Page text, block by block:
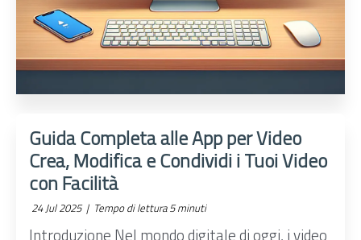
Guida Completa alle App per Video
Crea, Modifica e Condividi i Tuoi Video
con Facilità
24 Jul 2025 | Tempo di lettura 5 minuti
Introduzione Nel mondo digitale di oggi, i video